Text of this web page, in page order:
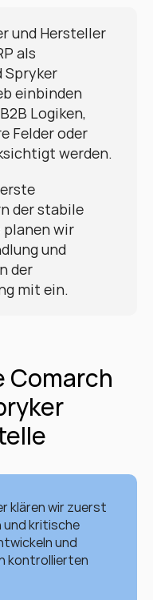
und Hersteller
als
Spryker
einbinden
Logiken,
Felder oder
werden.
der stabile
planen wir
und
der
mit ein.
Comarch
klären wir zuerst
und kritische
und
kontrollierten